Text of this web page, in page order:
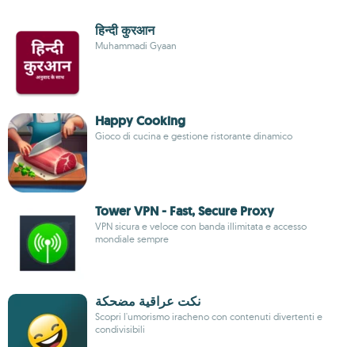
हिन्दी कुरआन
Muhammadi Gyaan
Happy Cooking
Gioco di cucina e gestione ristorante dinamico
Tower VPN - Fast, Secure Proxy
VPN sicura e veloce con banda illimitata e accesso
mondiale sempre
نكت عراقية مضحكة
Scopri l'umorismo iracheno con contenuti divertenti e
condivisibili